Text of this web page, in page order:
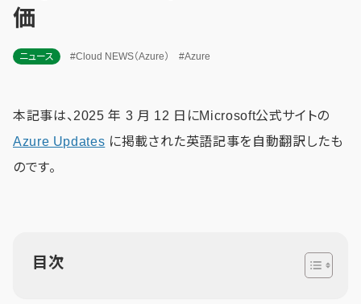
価
ニュース #Cloud NEWS（Azure） #Azure
本記事は、2025 年 3 月 12 日にMicrosoft公式サイトの
Azure Updates に掲載された英語記事を自動翻訳したも
のです。
目次